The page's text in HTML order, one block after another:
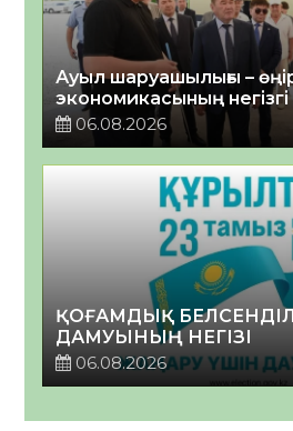
Ауыл шаруашылығы –
экономикасының негізгі
06.08.2026
ҚОҒАМДЫҚ
ДАМУЫНЫҢ НЕГІЗІ
06.08.2026